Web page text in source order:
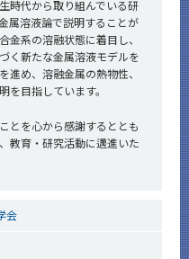
時代から取り組んでいる研
属溶液論で説明することが
系の溶融状態に着目し、
く新たな金属溶液モデルを
進め、溶融金属の熱物性、
を目指しています。
とを心から感謝するととも
教育・研究活動に邁進いた
会